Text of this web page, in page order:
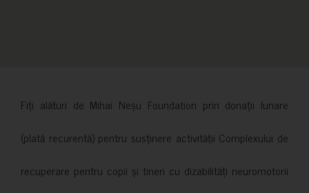
Fiți alături de Mihai Neșu Foundation prin donații lunare
(plată recurentă) pentru susținere activității Complexului de
recuperare pentru copii și tineri cu dizabilități neuromotorii